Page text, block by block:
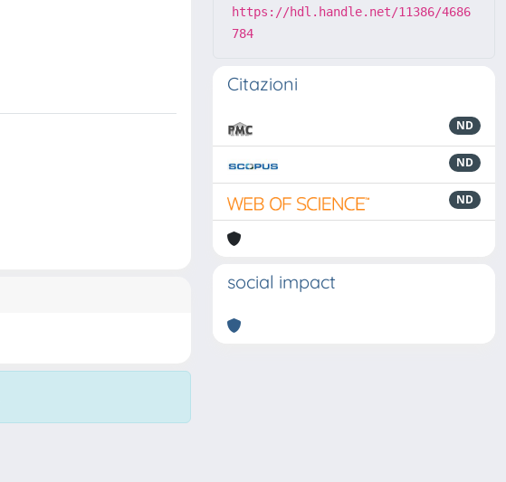
https://hdl.handle.net/11386/4686
784
Citazioni
ND
ND
ND
social impact